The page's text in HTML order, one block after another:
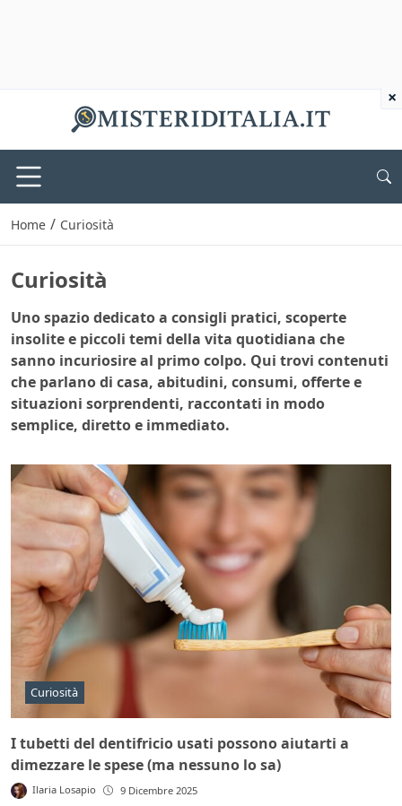
Home / Curiosità
Curiosità
Uno spazio dedicato a consigli pratici, scoperte
insolite e piccoli temi della vita quotidiana che
sanno incuriosire al primo colpo. Qui trovi contenuti
che parlano di casa, abitudini, consumi, offerte e
situazioni sorprendenti, raccontati in modo
semplice, diretto e immediato.
Curiosità
I tubetti del dentifricio usati possono aiutarti a
dimezzare le spese (ma nessuno lo sa)
Ilaria Losapio 9 Dicembre 2025
×